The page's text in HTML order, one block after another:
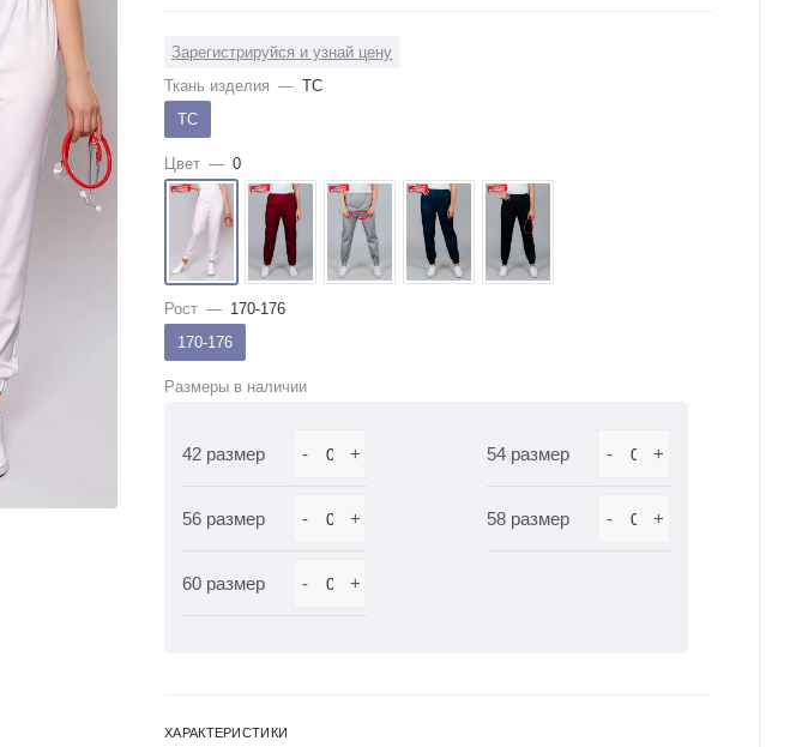
Зарегистрируйся и узнай цену
Ткань изделия — ТС
ТС
Цвет — 0
Рост — 170-176
170-176
Размеры в наличии
42 размер - + 54 размер - +
56 размер - + 58 размер - +
60 размер - +
ХАРАКТЕРИСТИКИ